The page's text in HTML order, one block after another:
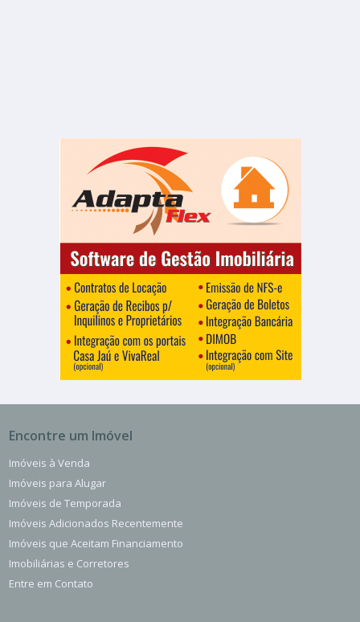
Encontre um Imóvel
Imóveis à Venda
Imóveis para Alugar
Imóveis de Temporada
Imóveis Adicionados Recentemente
Imóveis que Aceitam Financiamento
Imobiliárias e Corretores
Entre em Contato